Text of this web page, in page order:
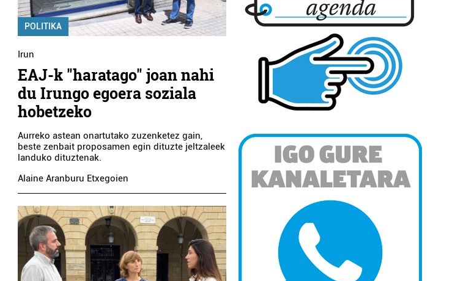
POLITIKA
Irun
EAJ-k "haratago" joan nahi
du Irungo egoera soziala
hobetzeko
Aurreko astean onartutako zuzenketez gain,
beste zenbait proposamen egin dituzte jeltzaleek
landuko dituztenak.
Alaine Aranburu Etxegoien